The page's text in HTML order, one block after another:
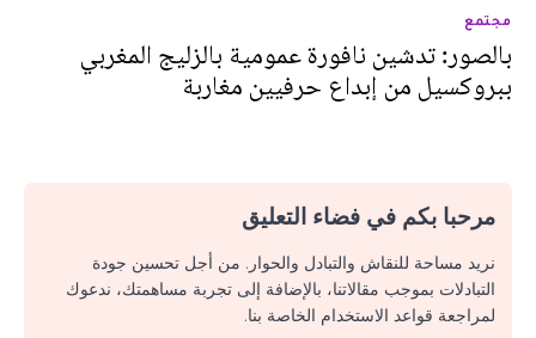
مجتمع
بالصور: تدشين نافورة عمومية بالزليج المغربي
ببروكسيل من إبداع حرفيين مغاربة
مرحبا بكم في فضاء التعليق
نريد مساحة للنقاش والتبادل والحوار. من أجل تحسين جودة
التبادلات بموجب مقالاتنا، بالإضافة إلى تجربة مساهمتك، ندعوك
لمراجعة قواعد الاستخدام الخاصة بنا.